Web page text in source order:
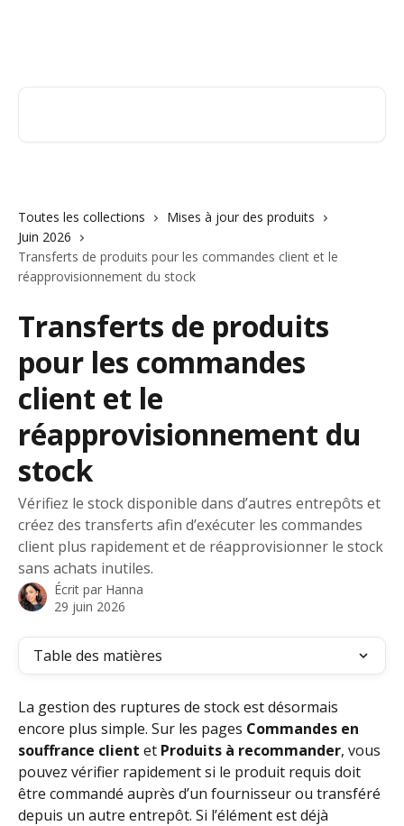
Toutes les collections
Mises à jour des produits
Juin 2026
Transferts de produits pour les commandes client et le
réapprovisionnement du stock
Transferts de produits
pour les commandes
client et le
réapprovisionnement du
stock
Vérifiez le stock disponible dans d’autres entrepôts et
créez des transferts afin d’exécuter les commandes
client plus rapidement et de réapprovisionner le stock
sans achats inutiles.
Écrit par Hanna
29 juin 2026
Table des matières
La gestion des ruptures de stock est désormais
encore plus simple. Sur les pages Commandes en
souffrance client et Produits à recommander, vous
pouvez vérifier rapidement si le produit requis doit
être commandé auprès d’un fournisseur ou transféré
depuis un autre entrepôt. Si l’élément est déjà